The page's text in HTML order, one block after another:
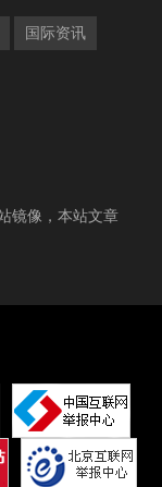
国际资讯
镜像，本站文章